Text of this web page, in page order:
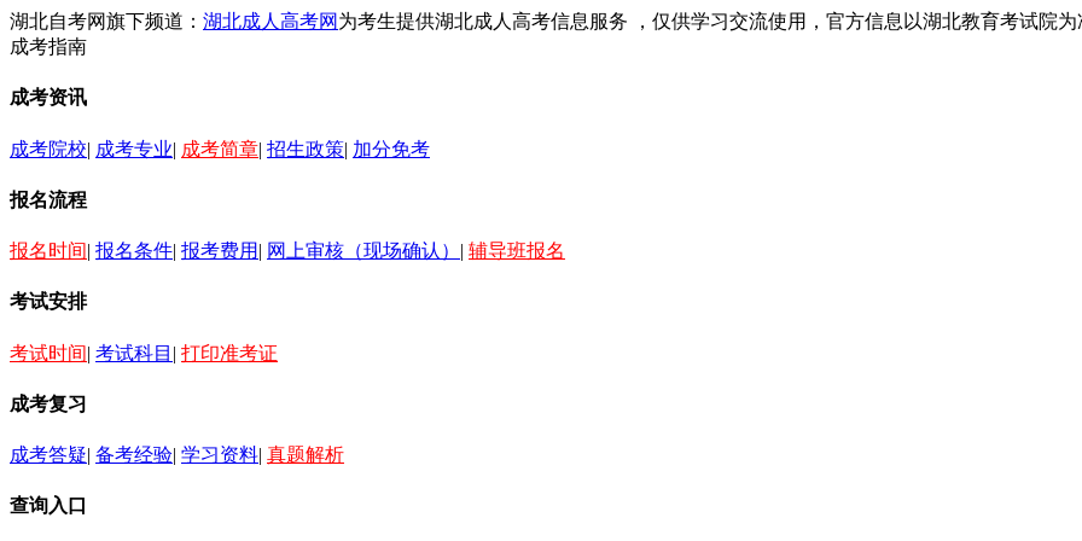
湖北自考网旗下频道： 湖北成人高考网 为考生提供湖北成人高考信息服务 ，仅供学习交流使用，官方信息以湖北教育考试院为
成考指南
成考资讯
成考院校| 成考专业| 成考简章| 招生政策| 加分免考
报名流程
报名时间| 报名条件| 报考费用 | 网上审核（现场确认） | 辅导班报名
考试安排
考试时间| 考试科目 | 打印准考证
成考复习
成考答疑| 备考经验| 学习资料| 真题解析
查询入口